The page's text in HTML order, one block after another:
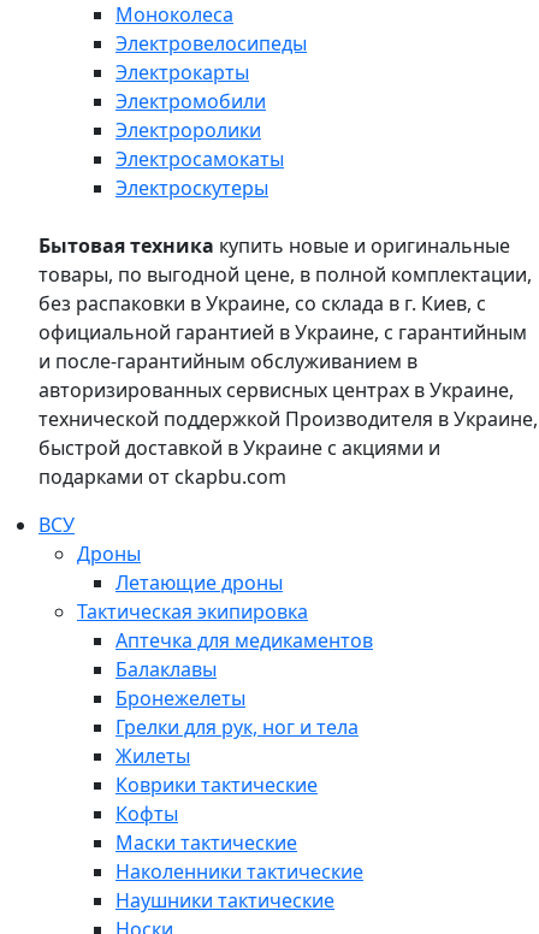
Моноколеса
Электровелосипеды
Электрокарты
Электромобили
Электроролики
Электросамокаты
Электроскутеры
Бытовая техника купить новые и оригинальные
товары, по выгодной цене, в полной комплектации,
без распаковки в Украине, со склада в г. Киев, с
официальной гарантией в Украине, с гарантийным
и после-гарантийным обслуживанием в
авторизированных сервисных центрах в Украине,
технической поддержкой Производителя в Украине,
быстрой доставкой в Украине с акциями и
подарками от ckapbu.com
ВСУ
Дроны
Летающие дроны
Тактическая экипировка
Аптечка для медикаментов
Балаклавы
Бронежелеты
Грелки для рук, ног и тела
Жилеты
Коврики тактические
Кофты
Маски тактические
Наколенники тактические
Наушники тактические